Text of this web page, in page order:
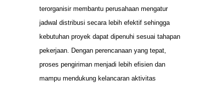
terorganisir membantu perusahaan mengatur
jadwal distribusi secara lebih efektif sehingga
kebutuhan proyek dapat dipenuhi sesuai tahapan
pekerjaan. Dengan perencanaan yang tepat,
proses pengiriman menjadi lebih efisien dan
mampu mendukung kelancaran aktivitas